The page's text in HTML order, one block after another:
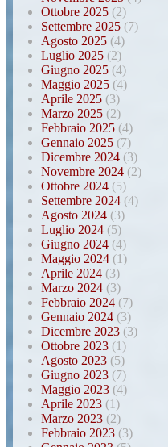
Ottobre 2025 (2)
Settembre 2025 (7)
Agosto 2025 (4)
Luglio 2025 (2)
Giugno 2025 (4)
Maggio 2025 (4)
Aprile 2025 (3)
Marzo 2025 (2)
Febbraio 2025 (4)
Gennaio 2025 (7)
Dicembre 2024 (3)
Novembre 2024 (2)
Ottobre 2024 (5)
Settembre 2024 (4)
Agosto 2024 (3)
Luglio 2024 (5)
Giugno 2024 (4)
Maggio 2024 (1)
Aprile 2024 (3)
Marzo 2024 (3)
Febbraio 2024 (7)
Gennaio 2024 (3)
Dicembre 2023 (3)
Ottobre 2023 (1)
Agosto 2023 (5)
Giugno 2023 (7)
Maggio 2023 (4)
Aprile 2023 (1)
Marzo 2023 (2)
Febbraio 2023 (3)